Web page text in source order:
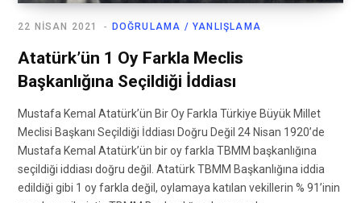
DOĞRULAMA / YANLIŞLAMA
22 NISAN 2021
Atatürk’ün 1 Oy Farkla Meclis
Başkanlığına Seçildiği İddiası
Mustafa Kemal Atatürk’ün Bir Oy Farkla Türkiye Büyük Millet
Meclisi Başkanı Seçildiği İddiası Doğru Değil 24 Nisan 1920’de
Mustafa Kemal Atatürk’ün bir oy farkla TBMM başkanlığına
seçildiği iddiası doğru değil. Atatürk TBMM Başkanlığına iddia
edildiği gibi 1 oy farkla değil, oylamaya katılan vekillerin % 91’inin